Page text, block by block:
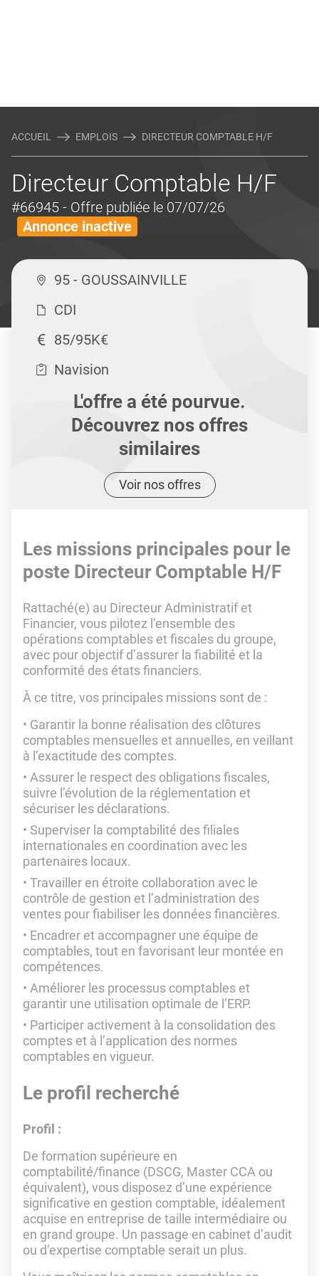
ACCUEIL EMPLOIS DIRECTEUR COMPTABLE H/F
Directeur Comptable H/F
#66945 - Offre publiée le 07/07/26
Annonce inactive
95 - GOUSSAINVILLE
CDI
85/95K€
Navision
L'offre a été pourvue.
Découvrez nos offres
similaires
Voir nos offres
Les missions principales pour le
poste Directeur Comptable H/F
Rattaché(e) au Directeur Administratif et
Financier, vous pilotez l’ensemble des
opérations comptables et fiscales du groupe,
avec pour objectif d’assurer la fiabilité et la
conformité des états financiers.
À ce titre, vos principales missions sont de :
Garantir la bonne réalisation des clôtures
comptables mensuelles et annuelles, en veillant
à l’exactitude des comptes.
Assurer le respect des obligations fiscales,
suivre l’évolution de la réglementation et
sécuriser les déclarations.
Superviser la comptabilité des filiales
internationales en coordination avec les
partenaires locaux.
Travailler en étroite collaboration avec le
contrôle de gestion et l’administration des
ventes pour fiabiliser les données financières.
Encadrer et accompagner une équipe de
comptables, tout en favorisant leur montée en
compétences.
Améliorer les processus comptables et
garantir une utilisation optimale de l’ERP.
Participer activement à la consolidation des
comptes et à l’application des normes
comptables en vigueur.
Le profil recherché
Profil :
De formation supérieure en
comptabilité/finance (DSCG, Master CCA ou
équivalent), vous disposez d’une expérience
significative en gestion comptable, idéalement
acquise en entreprise de taille intermédiaire ou
en grand groupe. Un passage en cabinet d’audit
ou d’expertise comptable serait un plus.